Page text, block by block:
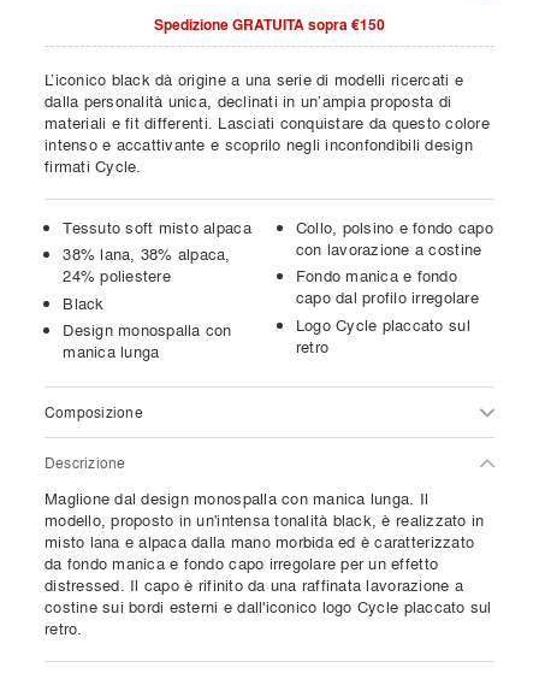
Spedizione GRATUITA sopra €150
L’iconico black dà origine a una serie di modelli ricercati e
dalla personalità unica, declinati in un’ampia proposta di
materiali e fit differenti. Lasciati conquistare da questo colore
intenso e accattivante e scoprilo negli inconfondibili design
firmati Cycle.
Tessuto soft misto alpaca
38% lana, 38% alpaca,
24% poliestere
Black
Design monospalla con
manica lunga
Collo, polsino e fondo capo
con lavorazione a costine
Fondo manica e fondo
capo dal profilo irregolare
Logo Cycle placcato sul
retro
Composizione
Descrizione
Maglione dal design monospalla con manica lunga. Il
modello, proposto in un'intensa tonalità black, è realizzato in
misto lana e alpaca dalla mano morbida ed è caratterizzato
da fondo manica e fondo capo irregolare per un effetto
distressed. Il capo è rifinito da una raffinata lavorazione a
costine sui bordi esterni e dall'iconico logo Cycle placcato sul
retro.